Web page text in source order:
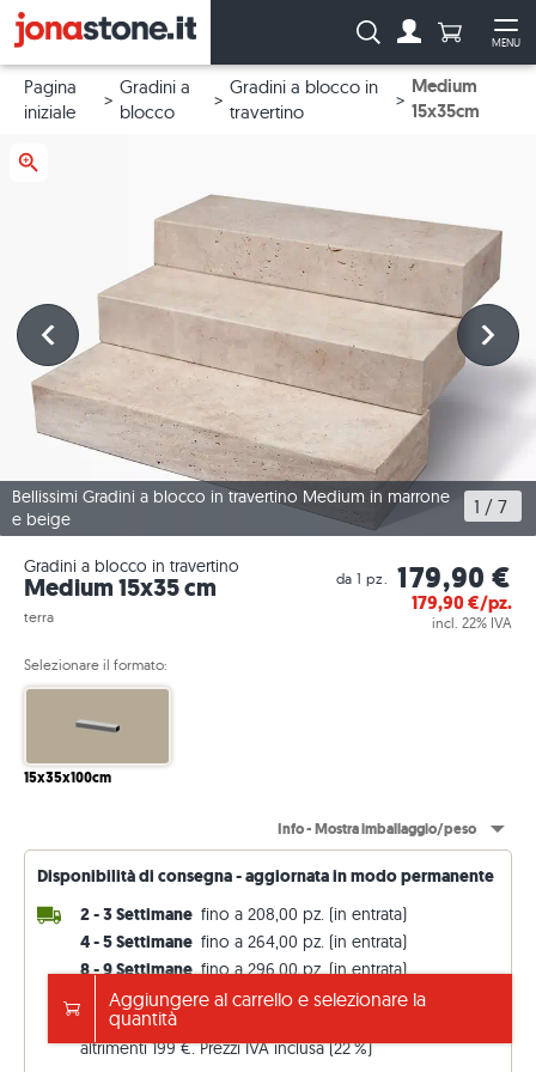
MENU
Ricerca: Numero di
Pagina
iniziale
Gradini a
blocco
Gradini a blocco in
travertino
Medium
15x35cm
Bellissimi Gradini a blocco in travertino Medium in marrone
e beige
1 / 7
Gradini a blocco in travertino
Medium 15x35 cm
terra
da 1 pz. 179,90 €
179,90€/pz.
incl. 22% IVA
Selezionare il formato:
15x35x100cm
Info - Mostra imballaggio/peso
Disponibilità di consegna - aggiornata in modo permanente
2 - 3 Settimane fino a 208,00 pz. (in entrata)
4 - 5 Settimane fino a 264,00 pz. (in entrata)
8 - 9 Settimane fino a 296,00 pz. (in entrata)
14 - 15 Settimane qualsiasi pz. (franco fabbrica)
Spedizione gratuita da 5.000 €
altrimenti 199 €. Prezzi IVA inclusa (22 %)
Aggiungere al carrello e selezionare la
quantità